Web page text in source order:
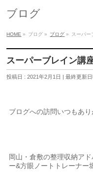
ブログ
HOME » ブログ » ブログ » スーパー
スーパーブレイン講
投稿日 : 2021年2月1日 最終更新
ブログへの訪問いつもあり
岡山・倉敷の整理収納ア
ー&方眼ノートトレーナー